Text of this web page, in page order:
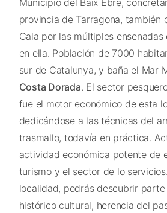
Municipio del Baix Ebre,
provincia de Tarragona, también
Cala por las múltiples ensenadas
en ella. Población de 7000
sur de Catalunya, y baña el Mar
Costa Dorada. El sector
fue el motor económico de esta
dedicándose a las técnicas del
trasmallo, todavía en práctica.
actividad económica potente de
turismo y el sector de lo
localidad, podrás descubrir
histórico cultural, herencia del